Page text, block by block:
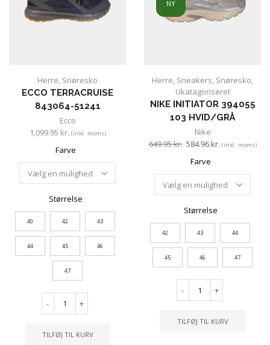
Herre, Snøresko
ECCO TERRACRUISE
843064-51241
Ecco
1,099.95 kr. (inkl. moms)
Farve
Størrelse
40 42 43
44 45 46
47
- +
TILFØJ TIL KURV
NY
Herre, Sneakers, Snøresko,
Ukatagoriseret
NIKE INITIATOR 394055
103 HVID/GRÅ
Nike
649.95kr. 584.96kr. (inkl. moms)
Farve
Størrelse
42 43 44
45 46 47
- +
TILFØJ TIL KURV